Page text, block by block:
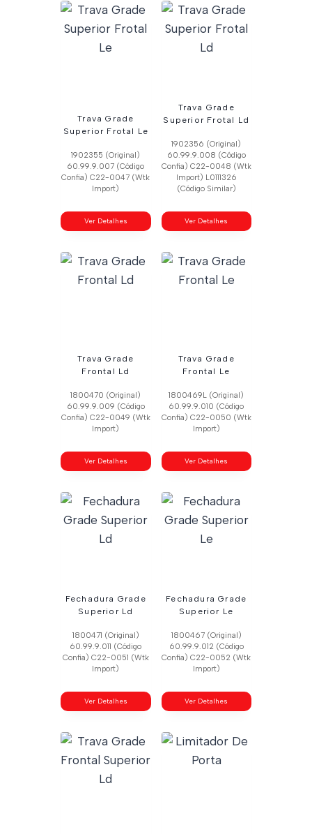
Trava Grade
Superior Frotal Le
1902355 (Original)
60.99.9.007 (Código
Confia) C22-0047 (Wtk
Import)
Ver Detalhes
Trava Grade
Superior Frotal Ld
1902356 (Original)
60.99.9.008 (Código
Confia) C22-0048 (Wtk
Import) L0111326
(Código Similar)
Ver Detalhes
Trava Grade
Frontal Ld
1800470 (Original)
60.99.9.009 (Código
Confia) C22-0049 (Wtk
Import)
Ver Detalhes
Trava Grade
Frontal Le
1800469L (Original)
60.99.9.010 (Código
Confia) C22-0050 (Wtk
Import)
Ver Detalhes
Fechadura Grade
Superior Ld
1800471 (Original)
60.99.9.011 (Código
Confia) C22-0051 (Wtk
Import)
Ver Detalhes
Fechadura Grade
Superior Le
1800467 (Original)
60.99.9.012 (Código
Confia) C22-0052 (Wtk
Import)
Ver Detalhes